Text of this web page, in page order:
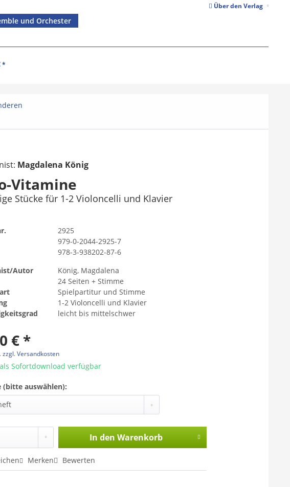
Über den Verlag
und Orchester
*
Magdalena König
Vitamine
Stücke für 1-2 Violoncelli und Klavier
2925
979-0-2044-2925-7
978-3-938202-87-6
Autor
König, Magdalena
24 Seiten + Stimme
Spielpartitur und Stimme
1-2 Violoncelli und Klavier
leicht bis mittelschwer
€ *
zzgl. Versandkosten
Sofortdownload verfügbar
(bitte auswählen):
In den Warenkorb
Merken Bewerten